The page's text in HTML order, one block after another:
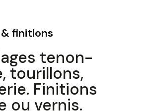
finitions
tenon-
tourillons,
Finitions
ou vernis.